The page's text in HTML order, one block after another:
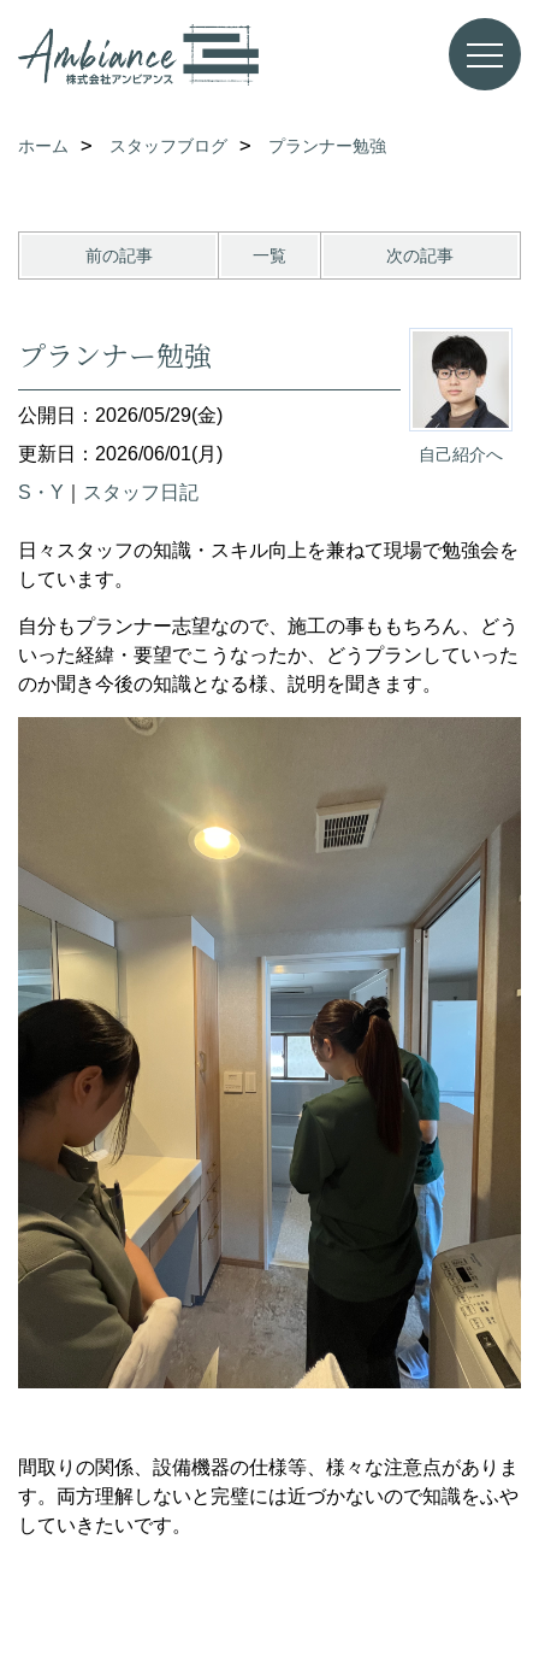
ホーム スタッフブログ プランナー勉強
前の記事 一覧 次の記事
自己紹介へ
プランナー勉強
公開日：2026/05/29(金)
更新日：2026/06/01(月)
S・Y
スタッフ日記
日々スタッフの知識・スキル向上を兼ねて現場で勉強会を
しています。
自分もプランナー志望なので、施工の事ももちろん、どう
いった経緯・要望でこうなったか、どうプランしていった
のか聞き今後の知識となる様、説明を聞きます。
間取りの関係、設備機器の仕様等、様々な注意点がありま
す。両方理解しないと完璧には近づかないので知識をふや
していきたいです。